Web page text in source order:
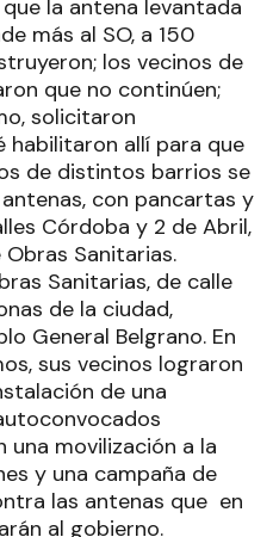
la antena levantada
más al SO, a 150
los vecinos de
que no continúen;
solicitaron
habilitaron allí para que
de distintos barrios se
con pancartas y
Córdoba y 2 de Abril,
Sanitarias.
Sanitarias, de calle
de la ciudad,
General Belgrano. En
sus vecinos lograron
de una
una movilización a la
y una campaña de
las antenas que en
al gobierno.